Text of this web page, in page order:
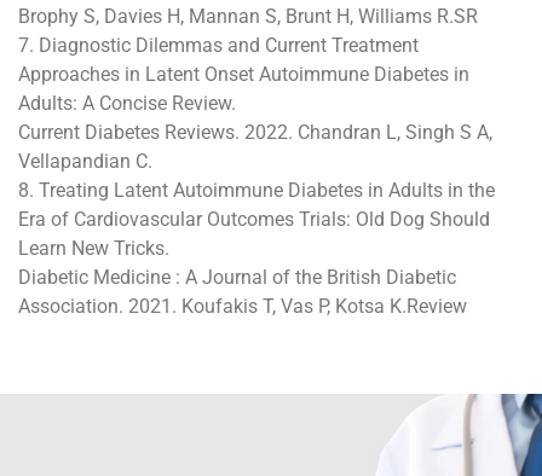
Brophy S, Davies H, Mannan S, Brunt H, Williams R.SR
7. Diagnostic Dilemmas and Current Treatment
Approaches in Latent Onset Autoimmune Diabetes in
Adults: A Concise Review.
Current Diabetes Reviews. 2022. Chandran L, Singh S A,
Vellapandian C.
8. Treating Latent Autoimmune Diabetes in Adults in the
Era of Cardiovascular Outcomes Trials: Old Dog Should
Learn New Tricks.
Diabetic Medicine : A Journal of the British Diabetic
Association. 2021. Koufakis T, Vas P, Kotsa K.Review